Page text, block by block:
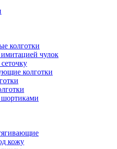
колготки
чулок
колготки
шортиками
кожу